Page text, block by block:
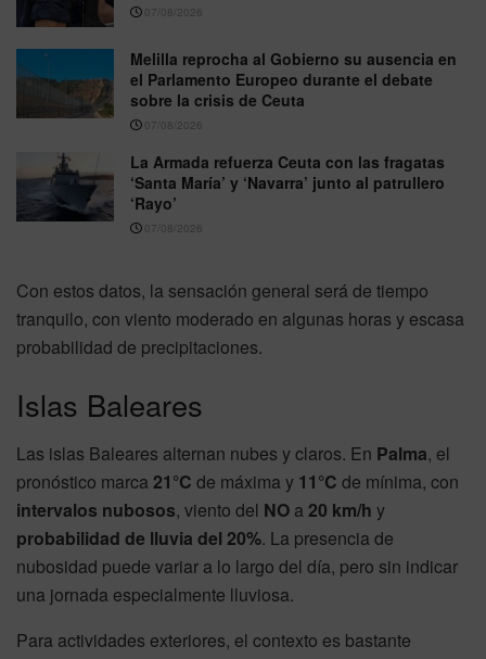
07/08/2026
Melilla reprocha al Gobierno su ausencia en
el Parlamento Europeo durante el debate
sobre la crisis de Ceuta
07/08/2026
La Armada refuerza Ceuta con las fragatas
‘Santa María’ y ‘Navarra’ junto al patrullero
‘Rayo’
07/08/2026
Con estos datos, la sensación general será de tiempo
tranquilo, con viento moderado en algunas horas y escasa
probabilidad de precipitaciones.
Islas Baleares
Las islas Baleares alternan nubes y claros. En Palma, el
pronóstico marca21°C de máxima y 11°C de mínima, con
intervalos nubosos, viento del NO a20 km/h y
probabilidad de lluvia del 20%. La presencia de
nubosidad puede variar a lo largo del día, pero sin indicar
una jornada especialmente lluviosa.
Para actividades exteriores, el contexto es bastante